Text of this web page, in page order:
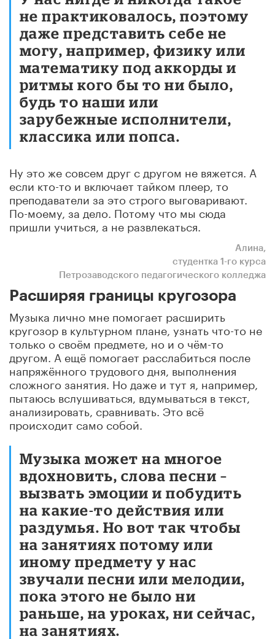
не практиковалось, поэтому
даже представить себе не
могу, например, физику или
математику под аккорды и
ритмы кого бы то ни было,
будь то наши или
зарубежные исполнители,
классика или попса.
Ну это же совсем друг с другом не вяжется. А
если кто-то и включает тайком плеер, то
преподаватели за это строго выговаривают.
По-моему, за дело. Потому что мы сюда
пришли учиться, а не развлекаться.
Алина,
студентка 1-го курса
Петрозаводского педагогического колледжа
Расширяя границы кругозора
Музыка лично мне помогает расширить
кругозор в культурном плане, узнать что-то не
только о своём предмете, но и о чём-то
другом. А ещё помогает расслабиться после
напряжённого трудового дня, выполнения
сложного занятия. Но даже и тут я, например,
пытаюсь вслушиваться, вдумываться в текст,
анализировать, сравнивать. Это всё
происходит само собой.
Музыка может на многое
вдохновить, слова песни –
вызвать эмоции и побудить
на какие-то действия или
раздумья. Но вот так чтобы
на занятиях потому или
иному предмету у нас
звучали песни или мелодии,
пока этого не было ни
раньше, на уроках, ни сейчас,
на занятиях.